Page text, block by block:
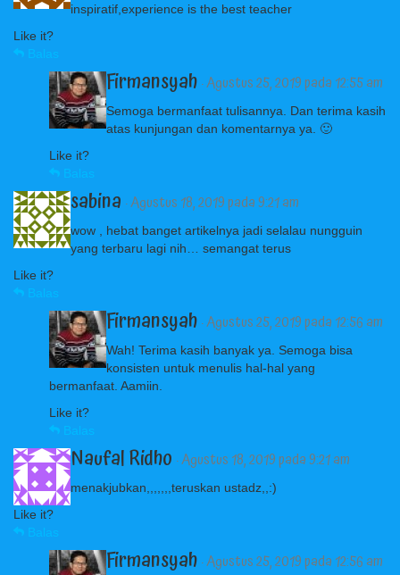
inspiratif,experience is the best teacher
Like it?
Balas
Firmansyah· Agustus 25, 2019 pada 12:55 am
Semoga bermanfaat tulisannya. Dan terima kasih
atas kunjungan dan komentarnya ya. 🙂
Like it?
Balas
sabina · Agustus 18, 2019 pada 9:21 am
wow , hebat banget artikelnya jadi selalau nungguin
yang terbaru lagi nih… semangat terus
Like it?
Balas
Firmansyah· Agustus 25, 2019 pada 12:56 am
Wah! Terima kasih banyak ya. Semoga bisa
konsisten untuk menulis hal-hal yang
bermanfaat. Aamiin.
Like it?
Balas
Naufal Ridho · Agustus 18, 2019 pada 9:21 am
menakjubkan,,,,,,,teruskan ustadz,,:)
Like it?
Balas
Firmansyah· Agustus 25, 2019 pada 12:56 am